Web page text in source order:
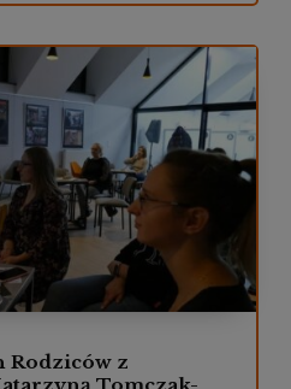
Rodziców z
Tomczak-